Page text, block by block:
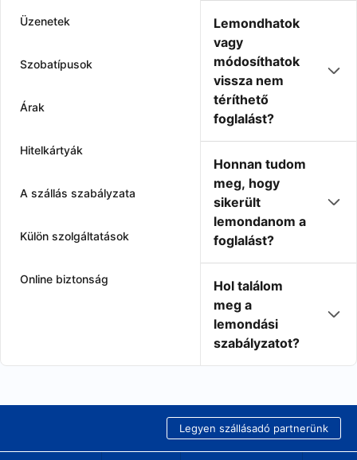
Üzenetek
Szobatípusok
Árak
Hitelkártyák
A szállás szabályzata
Külön szolgáltatások
Online biztonság
Lemondhatok
vagy
módosíthatok
vissza nem
téríthető
foglalást?
Honnan tudom
meg, hogy
sikerült
lemondanom a
foglalást?
Hol találom
meg a
lemondási
szabályzatot?
Legyen szállásadó partnerünk